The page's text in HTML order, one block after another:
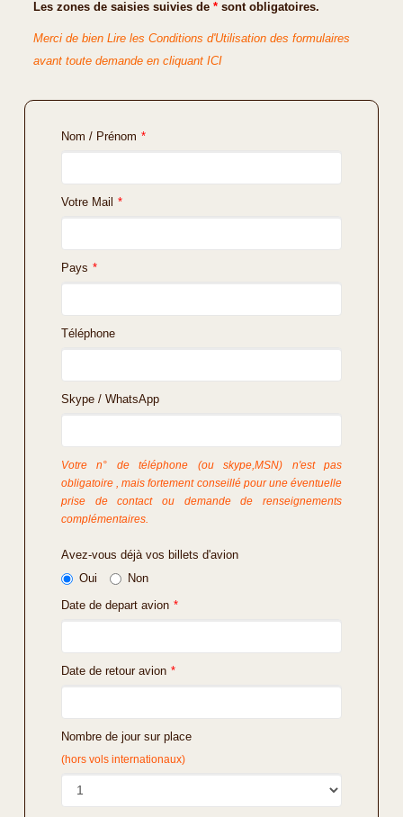
Les zones de saisies suivies de * sont obligatoires.
Merci de bien Lire les Conditions d'Utilisation des formulaires
avant toute demande en cliquant ICI
Nom / Prénom *
Votre Mail *
Pays *
Téléphone
Skype / WhatsApp
Votre n° de téléphone (ou skype,MSN) n'est pas
obligatoire , mais fortement conseillé pour une éventuelle
prise de contact ou demande de renseignements
complémentaires.
Avez-vous déjà vos billets d'avion
Oui
Non
Date de depart avion *
Date de retour avion *
Nombre de jour sur place
(hors vols internationaux)